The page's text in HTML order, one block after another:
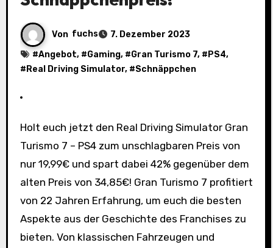
Von fuchs
7. Dezember 2023
#Angebot, #Gaming, #Gran Turismo 7, # PS4,
# Real Driving Simulator, #Schnäppchen
Holt euch jetzt den Real Driving Simulator Gran
Turismo 7 – PS4 zum unschlagbaren Preis von
nur 19,99€ und spart dabei 42% gegenüber dem
alten Preis von 34,85€! Gran Turismo 7 profitiert
von 22 Jahren Erfahrung, um euch die besten
Aspekte aus der Geschichte des Franchises zu
bieten. Von klassischen Fahrzeugen und